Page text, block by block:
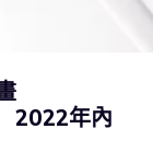
2022年內